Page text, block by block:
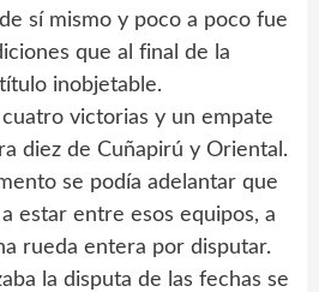
sí mismo y poco a poco fue
que al final de la
inobjetable.
victorias y un empate
diez de Cuñapirú y Oriental.
se podía adelantar que
estar entre esos equipos, a
rueda entera por disputar.
la disputa de las fechas se